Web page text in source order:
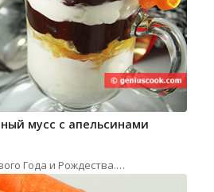
мусс с апельсинами
Года и Рождества.…